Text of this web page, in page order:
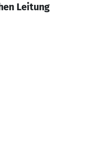
Leitung